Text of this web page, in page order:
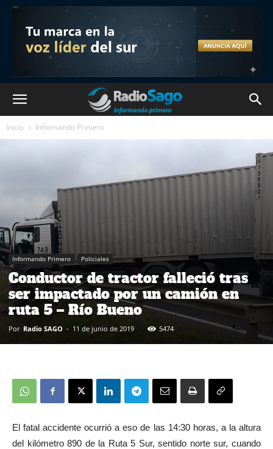
Inicio Informando Primero
Informando Primero Policiales
Conductor de tractor falleció tras
ser impactado por un camión en
ruta 5 – Río Bueno
Por Radio SAGO - 11 de junio de 2019 5474
El fatal accidente ocurrió a eso de las 14:30 horas, a la altura
del kilómetro 890 de la Ruta 5 Sur, sentido norte sur, cuando